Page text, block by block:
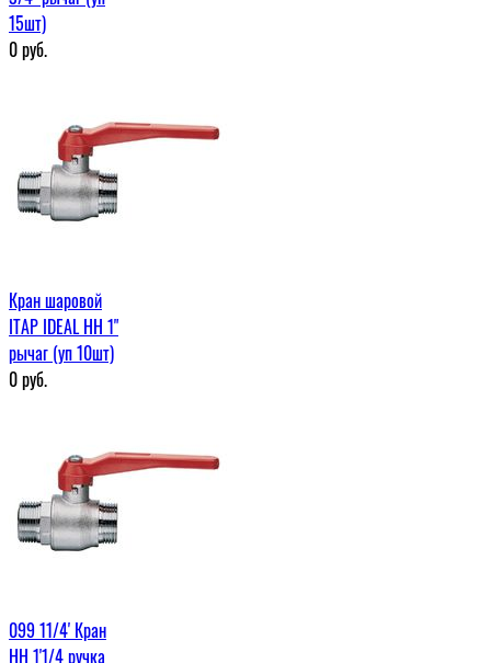
15шт)
0руб.
Кран шаровой
ITAP IDEAL НН 1"
рычаг (уп 10шт)
0руб.
099 11/4' Кран
НН 1'1/4 ручка